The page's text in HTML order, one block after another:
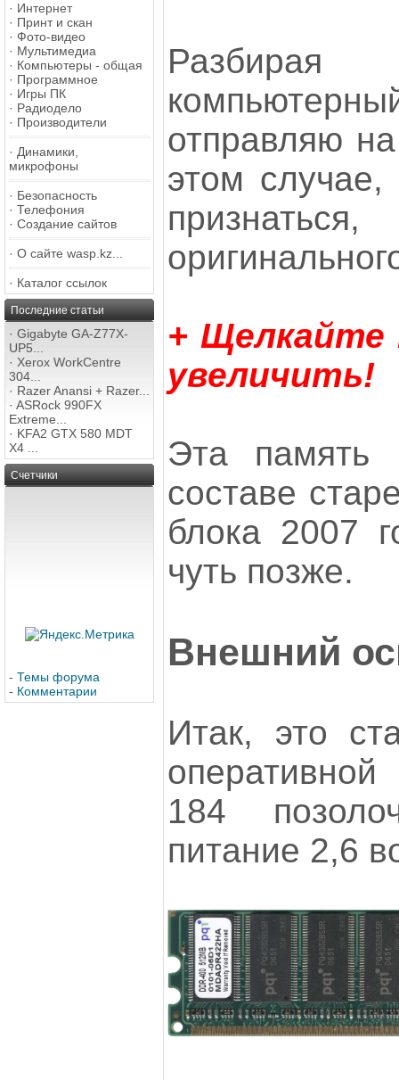
· Интернет
· Принт и скан
· Фото-видео
· Мультимедиа
· Компьютеры - общая
· Программное
· Игры ПК
· Радиодело
· Производители
· Динамики,
микрофоны
· Безопасность
· Телефония
· Создание сайтов
· О сайте wasp.kz...
· Каталог ссылок
Последние статьи
· Gigabyte GA-Z77X-
UP5...
· Xerox WorkCentre
304...
· Razer Anansi + Razer...
· ASRock 990FX
Extreme...
· KFA2 GTX 580 MDT
X4 ...
Счетчики
- Темы форума
- Комментарии
отправляю
этом случае,
+
увеличить!
Эта память
составе
блока 2007
чуть позже.
Внешний
Итак, это
184
питание 2,6